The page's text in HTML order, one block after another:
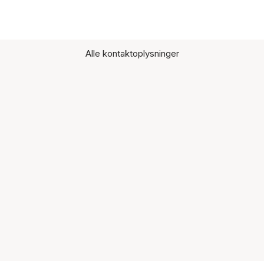
Alle kontaktoplysninger